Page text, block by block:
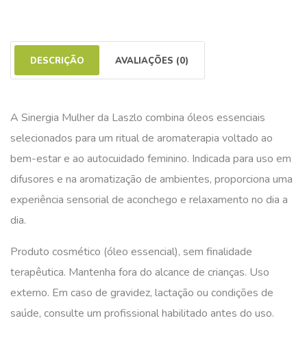
DESCRIÇÃO AVALIAÇÕES (0)
A Sinergia Mulher da Laszlo combina óleos essenciais
selecionados para um ritual de aromaterapia voltado ao
bem-estar e ao autocuidado feminino. Indicada para uso em
difusores e na aromatização de ambientes, proporciona uma
experiência sensorial de aconchego e relaxamento no dia a
dia.
Produto cosmético (óleo essencial), sem finalidade
terapêutica. Mantenha fora do alcance de crianças. Uso
externo. Em caso de gravidez, lactação ou condições de
saúde, consulte um profissional habilitado antes do uso.